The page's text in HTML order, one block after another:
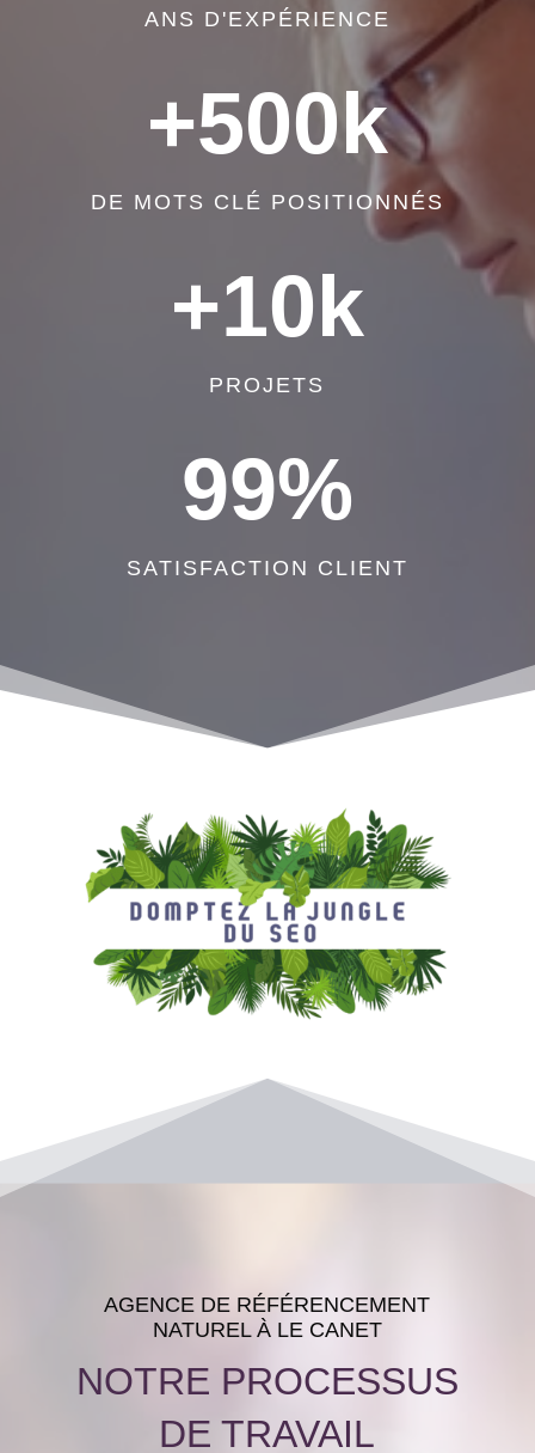
ANS D'EXPÉRIENCE
+500k
DE MOTS CLÉ POSITIONNÉS
+10k
PROJETS
99%
SATISFACTION CLIENT
AGENCE DE RÉFÉRENCEMENT
NATUREL À LE CANET
NOTRE PROCESSUS
DE TRAVAIL